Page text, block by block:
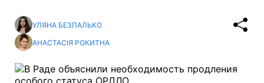
УЛЯНА БЕЗПАЛЬКО
АНАСТАСІЯ РОКИТНА